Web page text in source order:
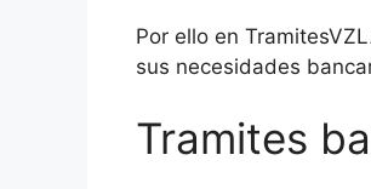
Por ello en
sus necesidades
Tramites